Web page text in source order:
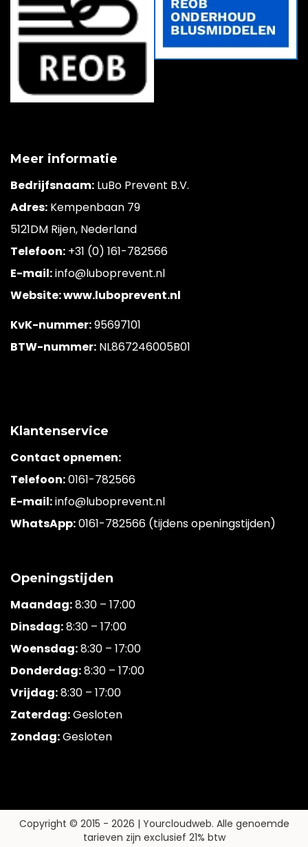
Meer informatie
Bedrijfsnaam: LuBo Prevent B.V.
Adres: Kempenbaan 79
5121DM Rijen, Nederland
Telefoon: +31 (0) 161-782566
E-mail:info@luboprevent.nl
Website: www.luboprevent.nl
KvK-nummer:95697101
BTW-nummer: NL867246005B01
Klantenservice
Contact opnemen:
Telefoon:0161-782566
E-mail:info@luboprevent.nl
WhatsApp:0161-782566 (tijdens openingstijden)
Openingstijden
Maandag:8:30 – 17:00
Dinsdag:8:30 – 17:00
Woensdag:8:30 – 17:00
Donderdag:8:30 – 17:00
Vrijdag:8:30 – 17:00
Zaterdag:Gesloten
Zondag:Gesloten
Copyright © 2015 - 2026 | Yourcloudweb. Alle genoemde
tarieven zijn exclusief 21% btw